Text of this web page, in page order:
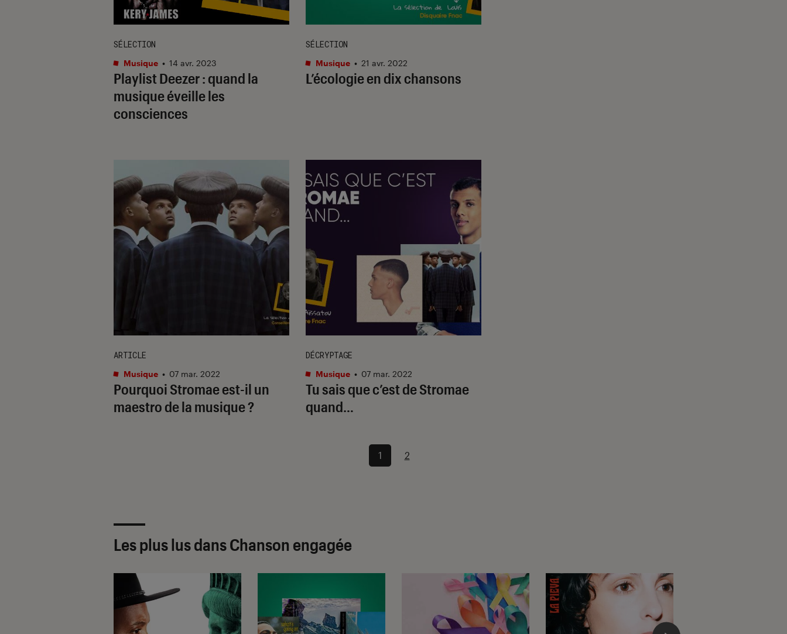
Playlist Deezer : quand la
musique éveille les
consciences
SÉLECTION
Musique • 14 avr. 2023
L’écologie en dix chansons
SÉLECTION
Musique • 21 avr. 2022
Pourquoi Stromae est-il un
maestro de la musique ?
ARTICLE
Musique • 07 mar. 2022
Tu sais que c’est de Stromae
quand…
DÉCRYPTAGE
Musique • 07 mar. 2022
1 2
Les plus lus dans Chanson engagée